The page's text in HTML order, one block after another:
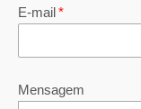
E-mail*
Mensagem